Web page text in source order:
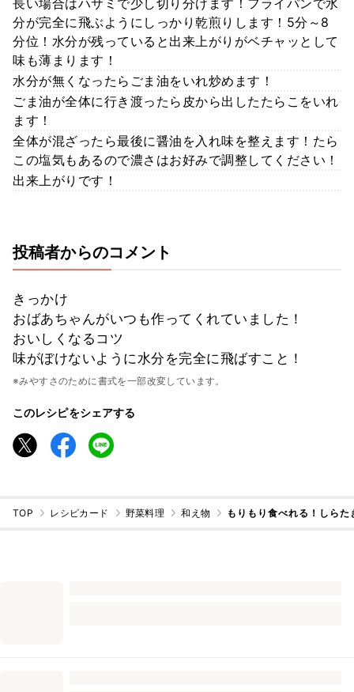
分が完全に飛ぶようにしっかり乾煎りします！5分～8
分位！水分が残っていると出来上がりがベチャッとして
味も薄まります！
水分が無くなったらごま油をいれ炒めます！
ごま油が全体に行き渡ったら皮から出したたらこをいれ
ます！
全体が混ざったら最後に醤油を入れ味を整えます！たら
この塩気もあるので濃さはお好みで調整してください！
出来上がりです！
投稿者からのコメント
きっかけ
おばあちゃんがいつも作ってくれていました！
おいしくなるコツ
味がぼけないように水分を完全に飛ばすこと！
※みやすさのために書式を一部改変しています。
このレシピをシェアする
TOP レシピカード 野菜料理 和え物 もりもり食べれる！しら